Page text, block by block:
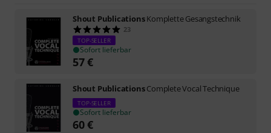
Shout PublicationsKomplette Gesangstechnik
23
TOP-SELLER
Sofort lieferbar
57€
Shout PublicationsComplete Vocal Technique
TOP-SELLER
Sofort lieferbar
60€